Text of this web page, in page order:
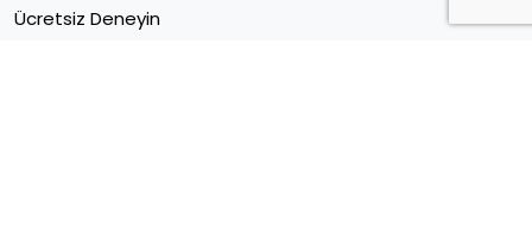
Ücretsiz Deneyin